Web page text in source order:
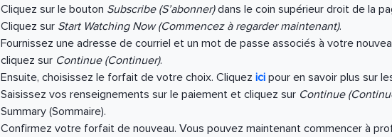
Cliquez sur le bouton Subscribe (S’abonner)dans le coin supérieur droit de la
Cliquez sur Start Watching Now (Commencez à regarder maintenant).
Fournissez une adresse de courriel et un mot de passe associés à votre
cliquez sur Continue (Continuer).
Ensuite, choisissez le forfait de votre choix. Cliquez ici pour en savoir plus sur
Saisissez vos renseignements sur le paiement et cliquez sur Continue
Summary (Sommaire).
Confirmez votre forfait de nouveau. Vous pouvez maintenant commencer à